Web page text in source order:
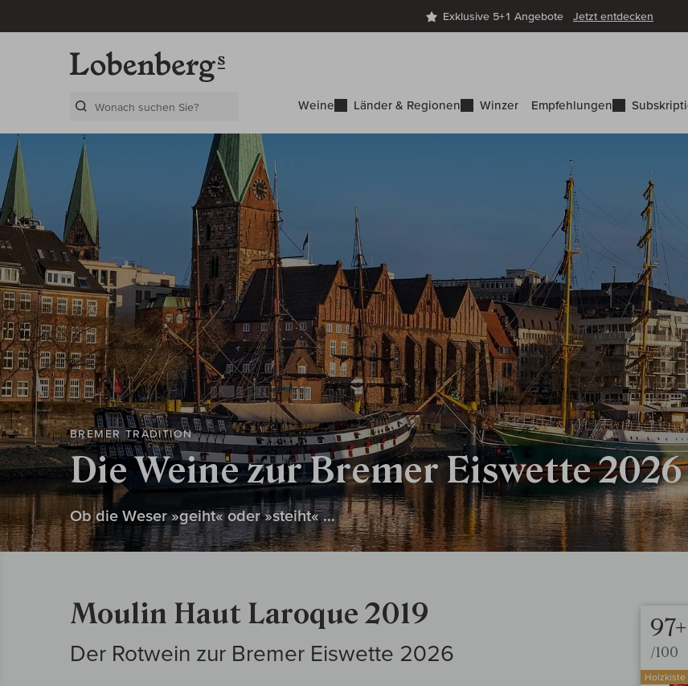
Exklusive 5+1 Angebote Jetzt entdecken
Weine Länder & Regionen Winzer Empfehlungen
BREMER TRADITION
Die Weine zur Bremer Eiswette 2026
Ob die Weser »geiht« oder »steiht« ...
Moulin Haut Laroque 2019
Der Rotwein zur Bremer Eiswette 2026
97+
/100
Holzkiste